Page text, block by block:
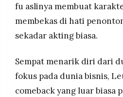
fu aslinya membuat
membekas di hati
sekadar akting biasa.
Sempat menarik diri dari
fokus pada dunia bisnis,
comeback yang luar biasa